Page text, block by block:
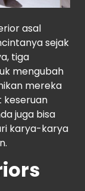
asal
sejak
tiga
mengubah
mereka
keseruan
juga bisa
karya-karya